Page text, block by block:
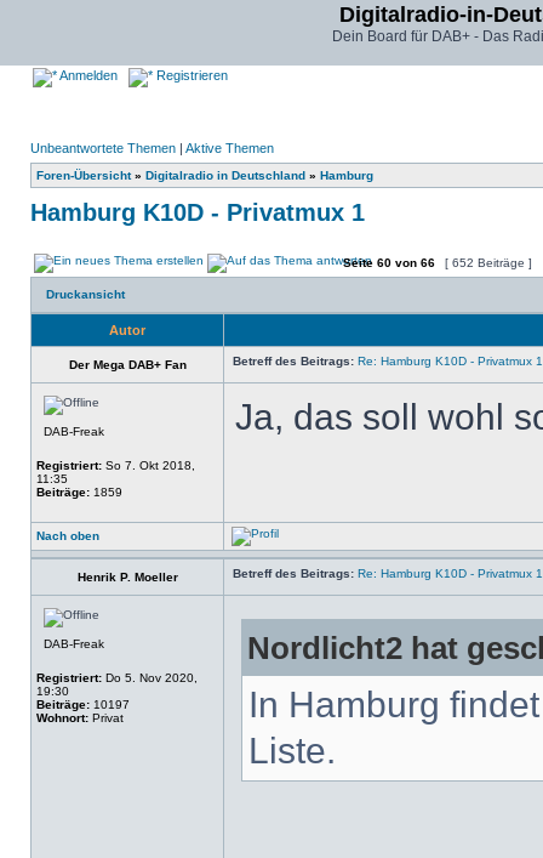
Digitalradio-in-
Dein Board für DAB+ - Das
Anmelden Registrieren
Unbeantwortete Themen | Aktive Themen
Foren-Übersicht» Digitalradio in Deutschland » Hamburg
Hamburg K10D - Privatmux 1
Seite 60 von 66 [ 652 Beiträge ]
Druckansicht
Autor
Der Mega DAB+ Fan Betreff des Beitrags: Re: Hamburg K10D - Privatmux 1
DAB-Freak
Registriert: So 7. Okt 2018,
11:35
Beiträge: 1859
Ja, das soll wohl
Nach oben
Henrik P. Moeller Betreff des Beitrags: Re: Hamburg K10D - Privatmux 1
DAB-Freak
Registriert: Do 5. Nov 2020,
19:30
Beiträge: 10197
Wohnort: Privat
Nordlicht2 hat
In Hamburg
Liste.